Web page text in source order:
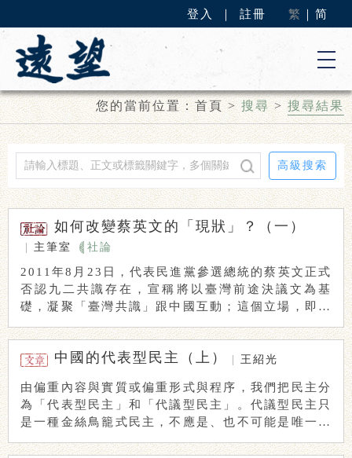
登入 註冊 繁 简
您的當前位置：首頁> 搜尋>搜尋結果
高級搜索
如何改變蔡英文的「現狀」？（一）
主筆室 社論
2011年8月23日，代表民進黨參選總統的蔡英文正式
否認九二共識存在，宣稱將以臺灣前途決議文為基
礎，凝聚「臺灣共識」跟中國互動；這個立場，即使
中國的代表型民主（上） | 王紹光
由偏重內容與實質或偏重形式與程序，我們把民主分
為「代表型民主」和「代議型民主」。代議型民主只
是一種金絲鳥籠式民主，不應是、也不可能是唯一可